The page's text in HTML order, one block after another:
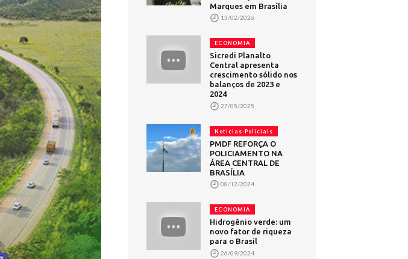
Marques em Brasília
13/02/2026
ECONOMIA
Sicredi Planalto
Central apresenta
crescimento sólido nos
balanços de 2023 e
2024
27/05/2025
Noticias-Policiais
PMDF REFORÇA O
POLICIAMENTO NA
ÁREA CENTRAL DE
BRASÍLIA
08/12/2024
ECONOMIA
Hidrogênio verde: um
novo fator de riqueza
para o Brasil
26/09/2024